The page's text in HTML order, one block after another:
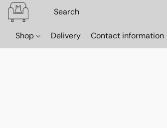
Shop Delivery Contact information